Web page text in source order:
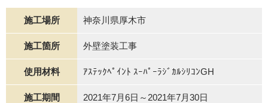
施工場所 神奈川県厚木市
施工箇所 外壁塗装工事
使用材料 ｱｽﾃｯｸﾍﾟｲﾝﾄ ｽｰﾊﾟｰﾗｼﾞｶﾙｼﾘｺﾝGH
施工期間 2021年7月6日～2021年7月30日